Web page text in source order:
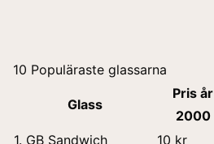
10 Populäraste glassarna
Glass
Pris år
2000
1. GB Sandwich
10 kr